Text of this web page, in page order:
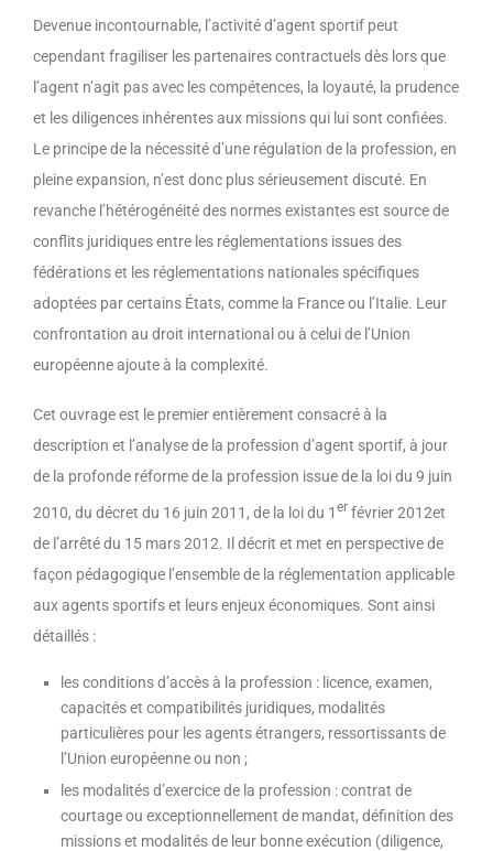
Devenue incontournable, l’activité d’agent sportif peut
cependant fragiliser les partenaires contractuels dès lors que
l’agent n’agit pas avec les compétences, la loyauté, la prudence
et les diligences inhérentes aux missions qui lui sont confiées.
Le principe de la nécessité d’une régulation de la profession, en
pleine expansion, n’est donc plus sérieusement discuté. En
revanche l’hétérogénéité des normes existantes est source de
conflits juridiques entre les réglementations issues des
fédérations et les réglementations nationales spécifiques
adoptées par certains États, comme la France ou l’Italie. Leur
confrontation au droit international ou à celui de l’Union
européenne ajoute à la complexité.
Cet ouvrage est le premier entièrement consacré à la
description et l’analyse de la profession d’agent sportif, à jour
de la profonde réforme de la profession issue de la loi du 9 juin
2010, du décret du 16 juin 2011, de la loi du 1 er février 2012et
de l’arrêté du 15 mars 2012. Il décrit et met en perspective de
façon pédagogique l’ensemble de la réglementation applicable
aux agents sportifs et leurs enjeux économiques. Sont ainsi
détaillés :
les conditions d’accès à la profession : licence, examen,
capacités et compatibilités juridiques, modalités
particulières pour les agents étrangers, ressortissants de
l’Union européenne ou non ;
les modalités d’exercice de la profession : contrat de
courtage ou exceptionnellement de mandat, définition des
missions et modalités de leur bonne exécution (diligence,